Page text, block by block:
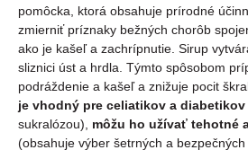
pomôcka, ktorá obsahuje prírodné
zmierniť príznaky bežných chorôb
ako je kašeľ a zachrípnutie. Sirup
sliznici úst a hrdla. Týmto spôsobom
podráždenie a kašeľ a znižuje pocit
je vhodný pre celiatikov a diabetikov
sukralózou), môžu ho užívať tehotné
(obsahuje výber šetrných a bezpečných